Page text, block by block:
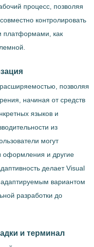
процесс, позволяя
контролировать
платформами, как
позволяя
начиная от средств
языков и
из
могут
оформления и другие
делает Visual
вариантом
разработки до
и терминал